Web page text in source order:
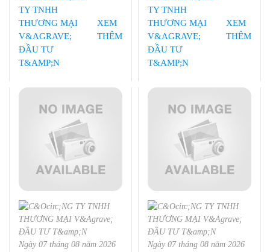
PLUS, M6 JETSTREAM của
Bruker BNA
XEM
THÊM
tư T&N tại Việt Nam.
XEM
THÊM
Ngày 07 tháng 08 năm 2026 Ngày 07 tháng 08 năm 2026